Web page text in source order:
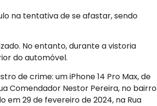
na tentativa de se afastar, sendo
No entanto, durante a vistoria
do automóvel.
de crime: um iPhone 14 Pro Max, de
Comendador Nestor Pereira, no bairro
em 29 de fevereiro de 2024, na Rua